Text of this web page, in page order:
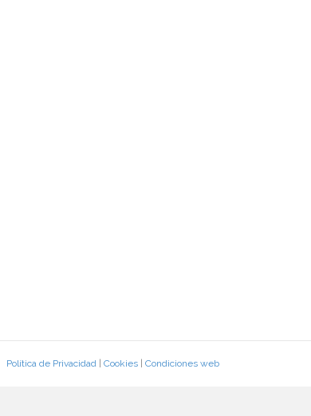
Política de Privacidad| Cookies| Condiciones web